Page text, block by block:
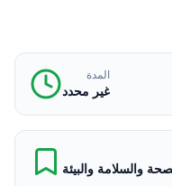
المدة
غير محدد
والسلامة والبيئة